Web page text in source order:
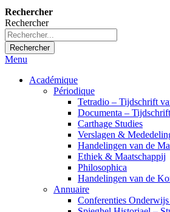
Rechercher
Rechercher
Rechercher
Menu
Académique
Périodique
Tetradio – Tijdschrift
Documenta –
Carthage Studies
Verslagen &
Handelingen van de
Ethiek & Maatschappij
Philosophica
Handelingen van de
Annuaire
Conferenties